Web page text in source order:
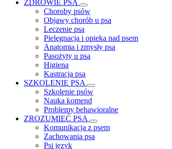
ZDROWIE PSA
Choroby psów
Objawy chorób u psa
Leczenie psa
Pielęgnacja i opieka nad psem
Anatomia i zmysły psa
Pasożyty u psa
Higiena
Kastracja psa
SZKOLENIE PSA
Szkolenie psów
Nauka komend
Problemy behawioralne
ZROZUMIEĆ PSA
Komunikacja z psem
Zachowania psa
Psi język